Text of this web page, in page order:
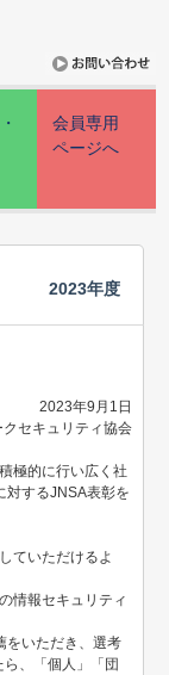
会員専用
ページへ
2023年度
2023年9月1日
セキュリティ協会
極的に行い広く社
対するJNSA表彰を
ていただけるよ
情報セキュリティ
をいただき、選考
、「個人」「団